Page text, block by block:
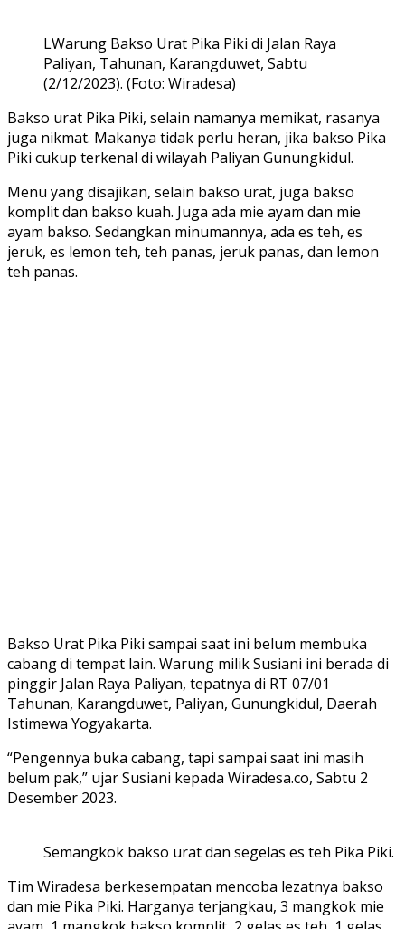
LWarung Bakso Urat Pika Piki di Jalan Raya
Paliyan, Tahunan, Karangduwet, Sabtu
(2/12/2023). (Foto: Wiradesa)
Bakso urat Pika Piki, selain namanya memikat, rasanya
juga nikmat. Makanya tidak perlu heran, jika bakso Pika
Piki cukup terkenal di wilayah Paliyan Gunungkidul.
Menu yang disajikan, selain bakso urat, juga bakso
komplit dan bakso kuah. Juga ada mie ayam dan mie
ayam bakso. Sedangkan minumannya, ada es teh, es
jeruk, es lemon teh, teh panas, jeruk panas, dan lemon
teh panas.
Bakso Urat Pika Piki sampai saat ini belum membuka
cabang di tempat lain. Warung milik Susiani ini berada di
pinggir Jalan Raya Paliyan, tepatnya di RT 07/01
Tahunan, Karangduwet, Paliyan, Gunungkidul, Daerah
Istimewa Yogyakarta.
“Pengennya buka cabang, tapi sampai saat ini masih
belum pak,” ujar Susiani kepada Wiradesa.co, Sabtu 2
Desember 2023.
Semangkok bakso urat dan segelas es teh Pika Piki.
Tim Wiradesa berkesempatan mencoba lezatnya bakso
dan mie Pika Piki. Harganya terjangkau, 3 mangkok mie